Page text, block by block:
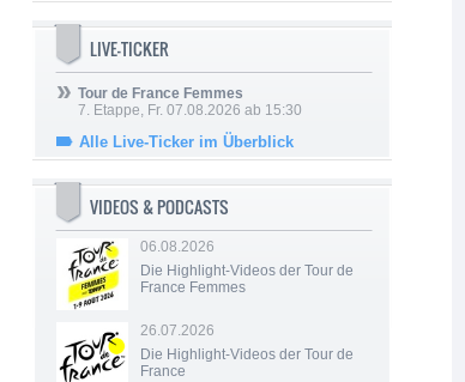
LIVE-TICKER
Tour de France Femmes
7. Etappe, Fr. 07.08.2026 ab 15:30
Alle Live-Ticker im Überblick
VIDEOS & PODCASTS
06.08.2026
Die Highlight-Videos der Tour de
France Femmes
26.07.2026
Die Highlight-Videos der Tour de
France